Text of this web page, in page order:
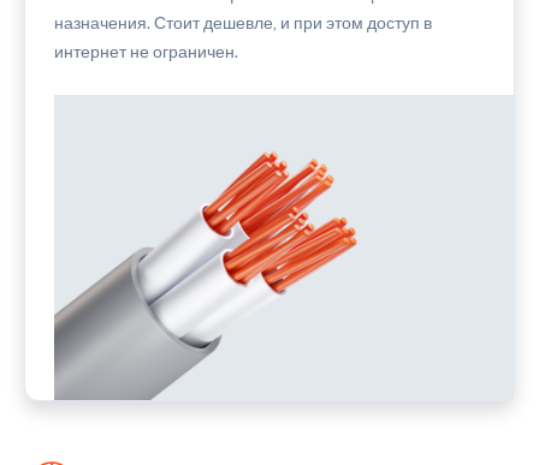
назначения. Стоит дешевле, и при этом доступ в
интернет не ограничен.